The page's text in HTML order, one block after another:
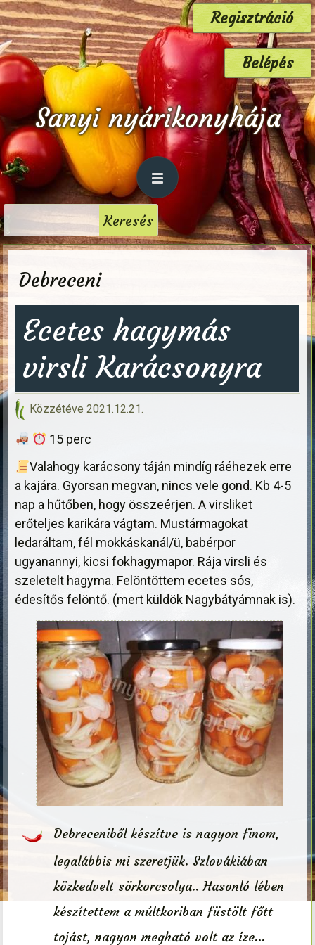
Regisztráció
Belépés
Sanyi nyárikonyhája
Debreceni
Ecetes hagymás
virsli Karácsonyra
Közzétéve 2021.12.21.
15 perc
Valahogy karácsony táján mindíg ráéhezek erre
a kajára. Gyorsan megvan, nincs vele gond. Kb 4-5
nap a hűtőben, hogy összeérjen. A virsliket
erőteljes karikára vágtam. Mustármagokat
ledaráltam, fél mokkáskanál/ü, babérpor
ugyanannyi, kicsi fokhagymapor. Rája virsli és
szeletelt hagyma. Felöntöttem ecetes sós,
édesítős felöntő. (mert küldök Nagybátyámnak is).
Debreceniből készítve is nagyon finom,
legalábbis mi szeretjük. Szlovákiában
közkedvelt sörkorcsolya.. Hasonló lében
készítettem a múltkoriban füstölt főtt
tojást, nagyon megható volt az íze…